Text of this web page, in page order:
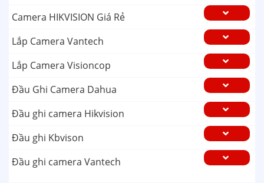
Camera HIKVISION Giá Rẻ
Lắp Camera Vantech
Lắp Camera Visioncop
Đầu Ghi Camera Dahua
Đầu ghi camera Hikvision
Đầu ghi Kbvison
Đầu ghi camera Vantech